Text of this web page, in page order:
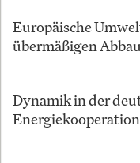
Europäische
übermäßigen
Dynamik in der